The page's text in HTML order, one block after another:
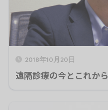
2018年10月20日
遠隔診療の今とこれから